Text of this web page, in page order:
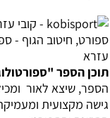
תוכן הספר
גישה מקצועית